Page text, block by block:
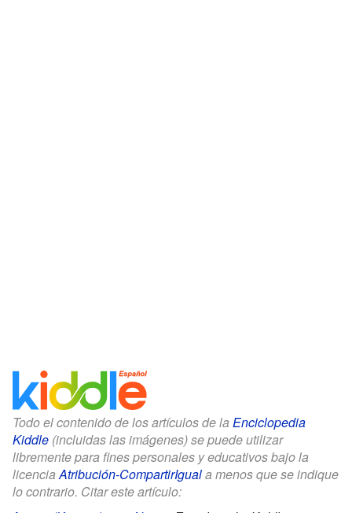
Todo el contenido de los artículos de la Enciclopedia
Kiddle (incluidas las imágenes) se puede utilizar
libremente para fines personales y educativos bajo la
licenciaAtribución-CompartirIguala menos que se indique
lo contrario. Citar este artículo: